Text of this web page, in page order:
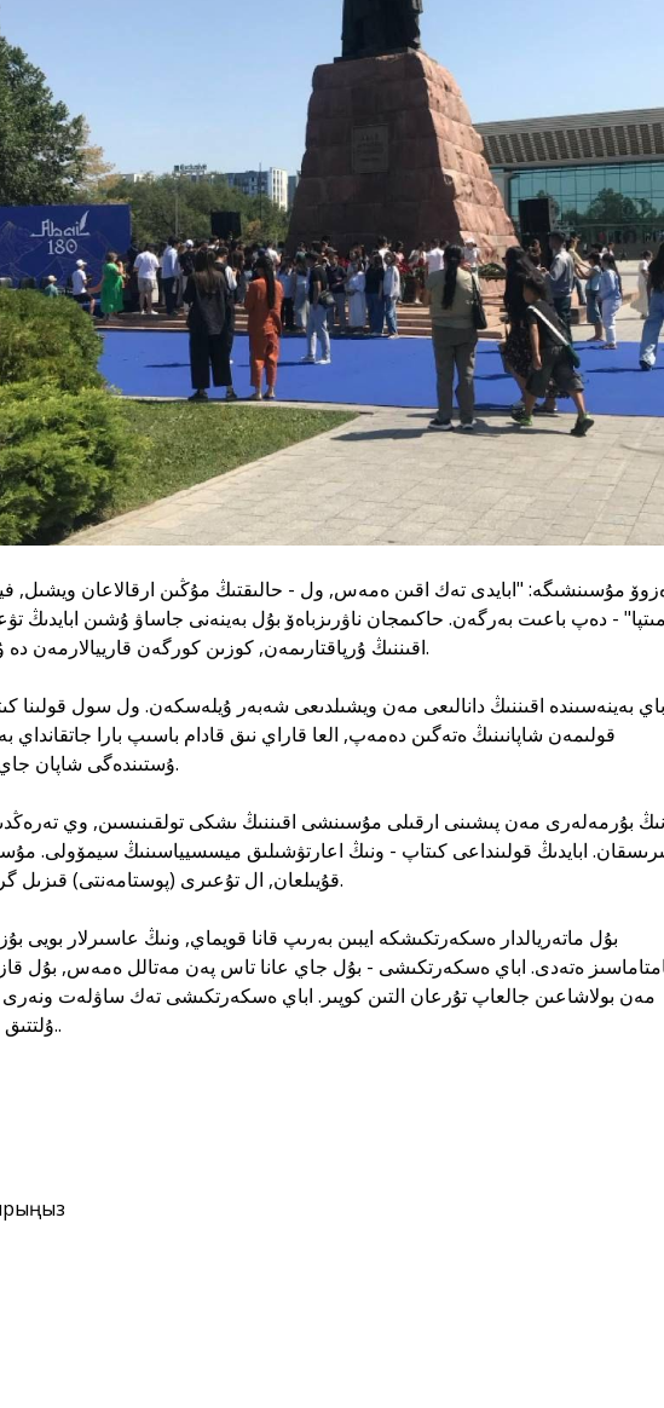
- دەپ باعىت بەرگەن. حاكىمجان ناۋرىزباەۆ بۇل بەينەنى جاساۋ ۇشىن ابايدىڭ
اقىننىڭ ۇرپاقتارىمەن, كوزىن كورگەن قارييالارمەن دە ۇزاق سويلەسكەن.
قولىمەن شاپانىنىڭ ەتەگىن دەمەپ, العا قاراي نىق قادام باسىپ بارا جاتقانداي
ۇستىندەگى شاپان جاي عانا كيىم ەمەس.
ابايدىڭ قولىنداعى كىتاپ - ونىڭ اعارتۋشىلىق ميسسيياسىنىڭ سيمۆولى.
قۇيىلعان, ال تۇعىرى (پوستامەنتى) قىزىل گرانيتتەن جاسالعان.
ەتەدى. اباي ەسكەرتكىشى - بۇل جاي عانا تاس پەن مەتالل ەمەس, بۇل
مەن بولاشاعىن جالعاپ تۇرعان التىن كوپىر. اباي ەسكەرتكىشى تەك ساۋلەت
ۇلتتىق رۋحتىڭ سيمۆولى..